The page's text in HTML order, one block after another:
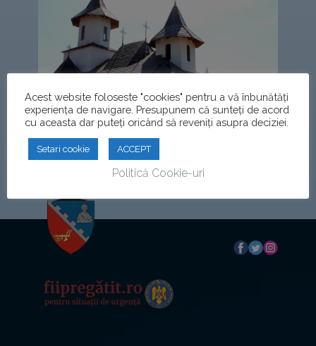
Acest website foloseste "cookies" pentru a vă înbunătăți
experiența de navigare. Presupunem că sunteți de acord
cu aceasta dar puteți oricând să reveniți asupra deciziei.
Setari cookie ACCEPT
Politică Cookie-uri